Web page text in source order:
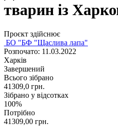
тварин із
Проєкт здійснює
БО "БФ "Щаслива лапа"
Розпочато: 11.03.2022
Харків
Завершений
Всього зібрано
41309,0 грн.
Зібрано у відсотках
100%
Потрібно
41309,00 грн.